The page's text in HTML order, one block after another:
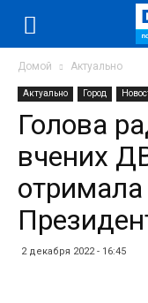
Домой Актуально
Актуально Город
Голова
вчених
2 декабря 2022 - 16:45